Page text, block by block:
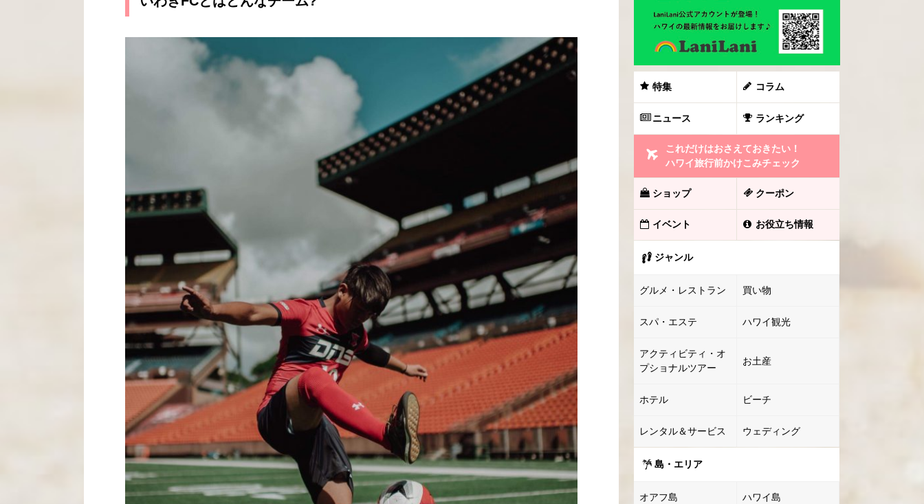
特集 コラム
ニュース ランキング
これだけはおさえておきたい！
ハワイ旅行前かけこみチェック
ショップ クーポン
イベント お役立ち情報
ジャンル
グルメ・レストラン 買い物
スパ・エステ ハワイ観光
アクティビティ・オ
プショナルツアー
お土産
ホテル ビーチ
レンタル＆サービス ウェディング
島・エリア
オアフ島 ハワイ島